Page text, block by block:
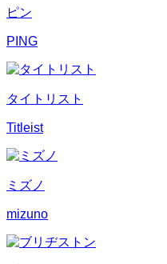
ピン
PING
タイトリスト
Titleist
ミズノ
mizuno